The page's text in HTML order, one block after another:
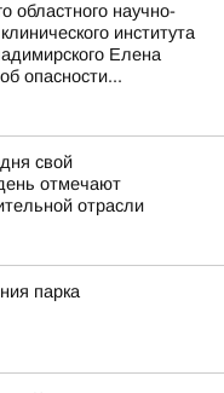
областного научно-
института
Елена
опасности...
свой
отмечают
отрасли
парка